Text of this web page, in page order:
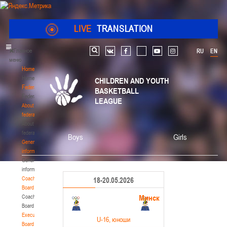
LIVE TRANSLATION
Главное
меню
Home
Home
Federation
Federation
About
federation
About
federation
General
information
General
information
Coaching
Board
Coaching
Board
Executive
Board
RU EN
Search vk facebook youtube instagram
CHILDREN AND YOUTH
BASKETBALL
LEAGUE
Boys Girls
18-20.05.2026
Минск
U-16 , юноши